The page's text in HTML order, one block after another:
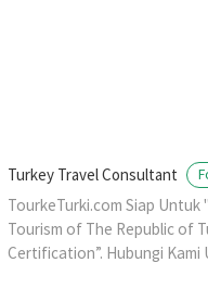
Turkey Travel Consultant
TourkeTurki.com Siap
Tourism of The Republic of
Certification”. Hubungi